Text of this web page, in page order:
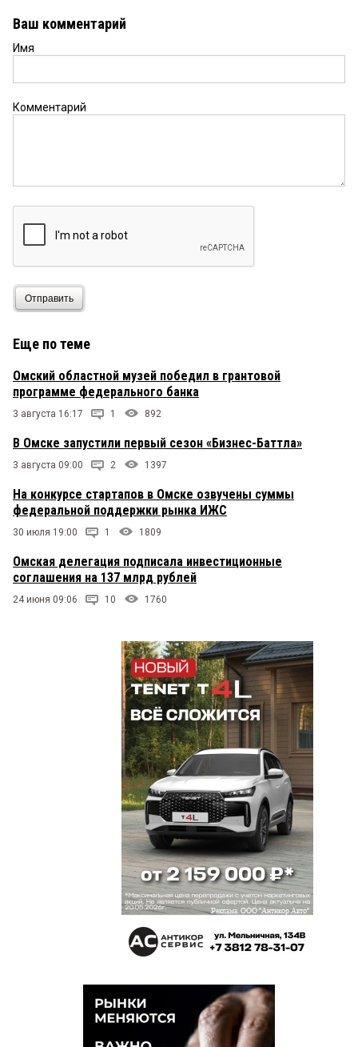
Ваш комментарий
Имя
Комментарий
Отправить
Еще по теме
Омский областной музей победил в грантовой
программе федерального банка
3 августа 16:17 1 892
В Омске запустили первый сезон «Бизнес-Баттла»
3 августа 09:00 2 1397
На конкурсе стартапов в Омске озвучены суммы
федеральной поддержки рынка ИЖС
30 июля 19:00 1 1809
Омская делегация подписала инвестиционные
соглашения на 137 млрд рублей
24 июня 09:06 10 1760